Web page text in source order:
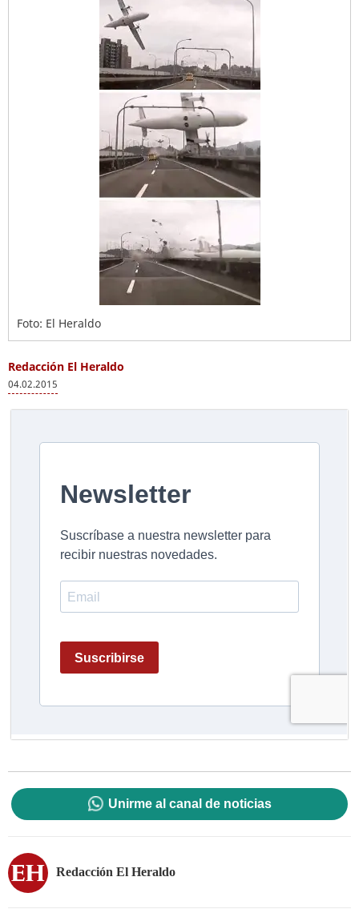
Foto: El Heraldo
Redacción El Heraldo
04.02.2015
Unirme al canal de noticias
Redacción El Heraldo